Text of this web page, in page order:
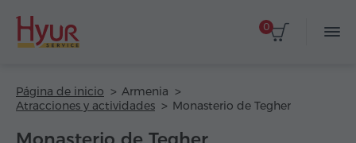
0
Página de inicio
Armenia
Atracciones y actividades
Monasterio de Tegher